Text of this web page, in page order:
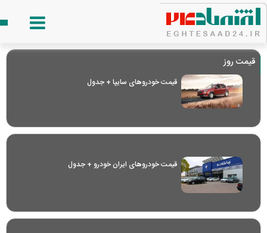
قیمت روز
قیمت خودرو‌های سایپا + جدول
قیمت خودرو‌های ایران خودرو + جدول